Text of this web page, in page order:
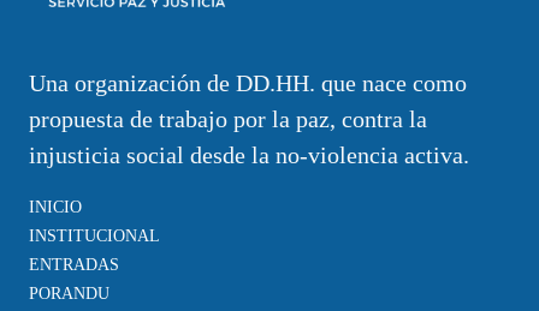
Una organización de DD.HH. que nace como
propuesta de trabajo por la paz, contra la
injusticia social desde la no-violencia activa.
INICIO
INSTITUCIONAL
ENTRADAS
PORANDU